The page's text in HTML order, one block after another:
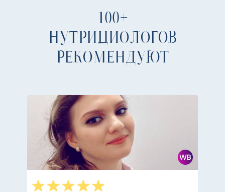
100+
НУТРИЦИОЛОГОВ
РЕКОМЕНДУЮТ